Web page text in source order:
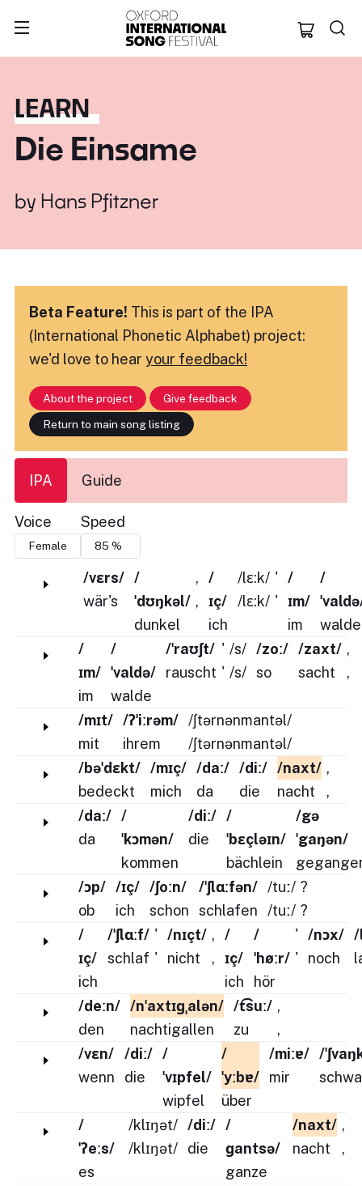
Oxford
LEARN
Die Einsame
by Hans Pfitzner
Beta Feature! This is part of the IPA
(International Phonetic Alphabet) project:
we'd love to hear your feedback!
About the project
Give feedback
Return to main song listing
IPA Guide
Voice Speed
/vɛrs/
wär's
/
ˈdʊŋkəl/
dunkel
,
,
/
ɪç/
ich
/lɛ:k/
/lɛ:k/
'
'
/
ɪm/
im
/
walde
/
ɪm/
im
/
ˈvaldə/
walde
/ˈraʊʃt/
rauscht
'
'
/s/
/s/
/zoː/
so
/zaxt/
sacht
,
,
/mɪt/
mit
/ʔˈiːrəm/
ihrem
/ʃtərnənmantəl/
/ʃtərnənmantəl/
/bəˈdɛkt/
bedeckt
/mɪç/
mich
/daː/
da
/diː/
die
/naxt/
nacht
,
,
/daː/
da
/
ˈkɔmən/
kommen
/diː/
die
/
ˈbɛçləɪn/
bächlein
/gə
ˈgaŋən/
/ɔp/
ob
/ɪç/
ich
/ʃoːn/
schon
/ˈʃlɑːfən/
schlafen
/tuː/
/tuː/
?
?
/
ɪç/
ich
/ˈʃlɑːf/
schlaf
'
'
/nɪçt/
nicht
,
,
/
ɪç/
ich
/
ˈhøːr/
hör
'
'
/nɔx/
noch
/
/deːn/
den
/nˈaxtɪɡˌalən/
nachtigallen
/t͡suː/
zu
,
,
/vɛn/
wenn
/diː/
die
/
ˈvɪpfel/
wipfel
/
ˈyːbɐ/
über
/miːɐ/
mir
/
/
ˈʔeːs/
es
/klɪŋət/
/klɪŋət/
/diː/
die
/
ɡantsə/
ganze
/naxt/
nacht
,
,